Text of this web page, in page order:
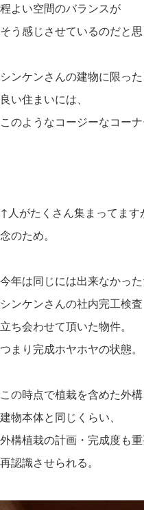
程よい空間のバランスが
そう感じさせているのだと思
シンケンさんの建物に限った
良い住まいには、
このようなコージーなコーナ
↑人がたくさん集まってます
念のため。
今年は同じには出来なかっ
シンケンさんの社内完工検
立ち会わせて頂いた物件。
つまり完成ホヤホヤの状態。
この時点で植栽を含めた外
建物本体と同じくらい、
外構植栽の計画・完成度も
再認識させられる。